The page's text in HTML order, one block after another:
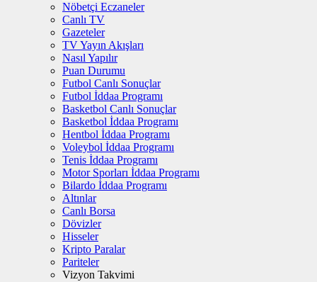
Nöbetçi Eczaneler
Canlı TV
Gazeteler
TV Yayın Akışları
Nasıl Yapılır
Puan Durumu
Futbol Canlı Sonuçlar
Futbol İddaa Programı
Basketbol Canlı Sonuçlar
Basketbol İddaa Programı
Hentbol İddaa Programı
Voleybol İddaa Programı
Tenis İddaa Programı
Motor Sporları İddaa Programı
Bilardo İddaa Programı
Altınlar
Canlı Borsa
Dövizler
Hisseler
Kripto Paralar
Pariteler
Vizyon Takvimi